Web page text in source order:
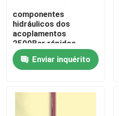
Produtos
Vídeos
Sobre nós
componentes
hidráulicos dos
acoplamentos
2500Bar rápidos
hidráulicos
Enviar inquérito